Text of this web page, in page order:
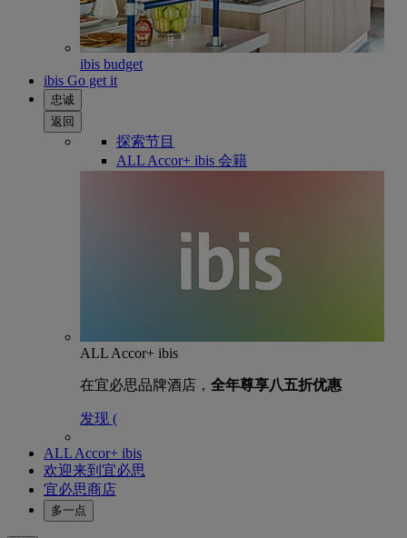
ibis budget
ibis Go get it
忠诚
返回
探索节目
ALL Accor+ ibis 会籍
ALL Accor+ ibis
在宜必思品牌酒店， 全年尊享八五折优惠
发现 (
ALL Accor+ ibis
欢迎来到宜必思
宜必思商店
多一点